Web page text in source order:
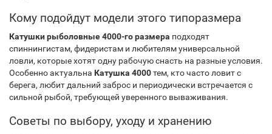
Кому подойдут модели этого типоразмера
Катушки рыболовные 4000-го размера подходят
спиннингистам, фидеристам и любителям универсальной
ловли, которые хотят одну рабочую снасть на разные условия.
Особенно актуальна Катушка 4000тем, кто часто ловит с
берега, любит дальний заброс и периодически встречается с
сильной рыбой, требующей уверенного вываживания.
Советы по выбору, уходу и хранению